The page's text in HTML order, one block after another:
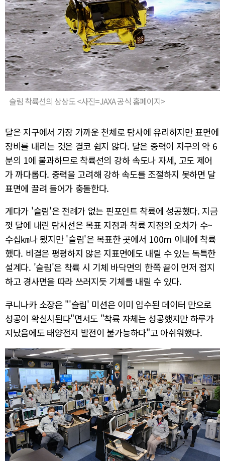
슬림 착륙선의 상상도 <사진=JAXA 공식 홈페이지>
달은 지구에서 가장 가까운 천체로 탐사에 유리하지만 표면에
장비를 내리는 것은 결코 쉽지 않다. 달은 중력이 지구의 약 6
분의 1에 불과하므로 착륙선의 강하 속도나 자세, 고도 제어
가 까다롭다. 중력을 고려해 강하 속도를 조절하지 못하면 달
표면에 끌려 들어가 충돌한다.
게다가 '슬림'은 전례가 없는 핀포인트 착륙에 성공했다. 지금
껏 달에 내린 탐사선은 목표 지점과 착륙 지점의 오차가 수~
수십㎞나 됐지만 '슬림'은 목표한 곳에서 100m 이내에 착륙
했다. 비결은 평평하지 않은 지표면에도 내릴 수 있는 독특한
설계다. '슬림'은 착륙 시 기체 바닥면의 한쪽 끝이 먼저 접지
하고 경사면을 따라 쓰러지듯 기체를 내릴 수 있다.
쿠니나카 소장은 "'슬림' 미션은 이미 입수된 데이터 만으로
성공이 확실시된다"면서도 "착륙 자체는 성공했지만 하루가
지났음에도 태양전지 발전이 불가능하다"고 아쉬워했다.